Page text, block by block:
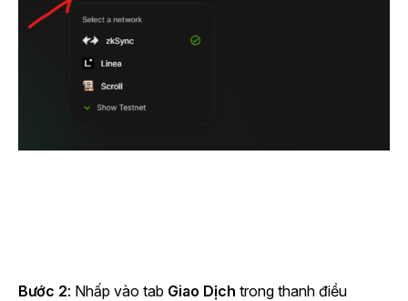
Bước 2: Nhấp vào tab Giao Dịch trong thanh điều